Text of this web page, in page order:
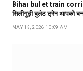
Bihar bullet train
सिलीगुड़ी बुलेट ट्रेन आपको
MAY 15, 2026 10:09 AM